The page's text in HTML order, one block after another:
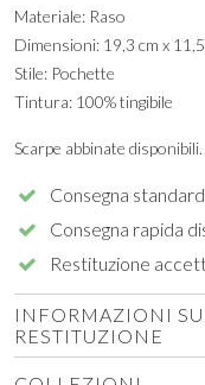
Materiale: Raso
Dimensioni: 19,3 cm x
Stile: Pochette
Tintura: 100% tingibile
Scarpe abbinate disponibili.
Consegna
Consegna rapida
Restituzione
INFORMAZIONI
RESTITUZIONE